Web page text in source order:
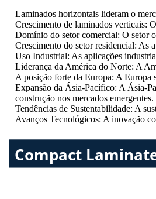
Laminados horizontais lideram o
Crescimento de laminados verticais:
Domínio do setor comercial: O setor
Crescimento do setor residencial: As
Uso Industrial: As aplicações
Liderança da América do Norte: A
A posição forte da Europa: A Europa
Expansão da Ásia-Pacífico: A Ásia-
construção nos mercados emergentes.
Tendências de Sustentabilidade: A
Avanços Tecnológicos: A inovação